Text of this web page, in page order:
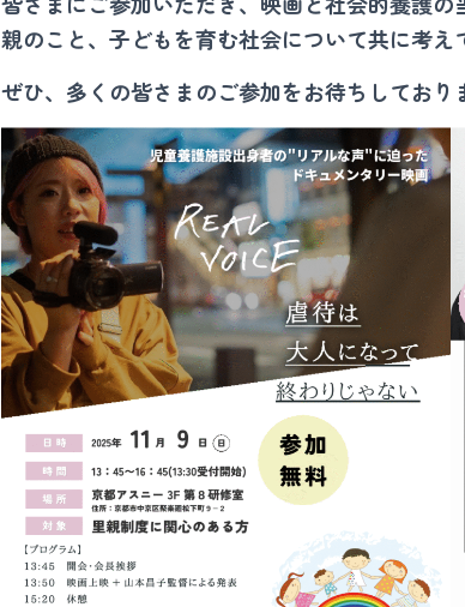
親のこと、子どもを育む社会について共に考え
ぜひ、多くの皆さまのご参加をお待ちしており